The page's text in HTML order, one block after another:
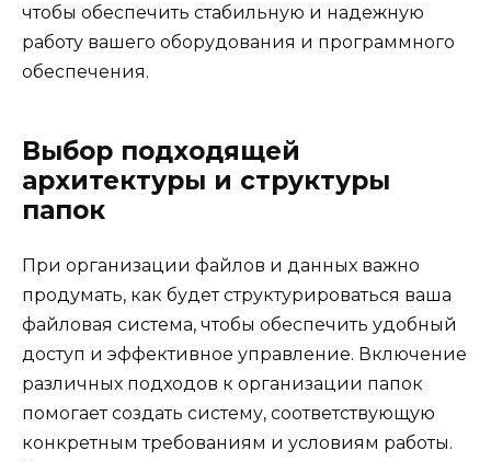
чтобы обеспечить стабильную и надежную
работу вашего оборудования и программного
обеспечения.
Выбор подходящей
архитектуры и структуры
папок
При организации файлов и данных важно
продумать, как будет структурироваться ваша
файловая система, чтобы обеспечить удобный
доступ и эффективное управление. Включение
различных подходов к организации папок
помогает создать систему, соответствующую
конкретным требованиям и условиям работы.